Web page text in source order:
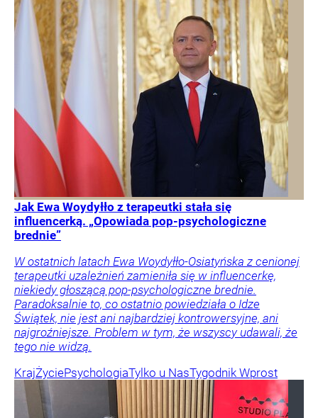
Jak Ewa Woydyłło z terapeutki stała się
influencerką. „Opowiada pop-psychologiczne
brednie”
W ostatnich latach Ewa Woydyłło-Osiatyńska z cenionej
terapeutki uzależnień zamieniła się w influencerkę,
niekiedy głoszącą pop-psychologiczne brednie.
Paradoksalnie to, co ostatnio powiedziała o Idze
Świątek, nie jest ani najbardziej kontrowersyjne, ani
najgroźniejsze. Problem w tym, że wszyscy udawali, że
tego nie widzą.
KrajŻyciePsychologiaTylko u NasTygodnik Wprost